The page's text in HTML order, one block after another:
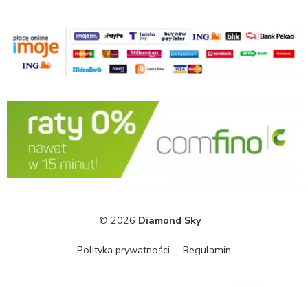
© 2026 Diamond Sky
Polityka prywatności Regulamin